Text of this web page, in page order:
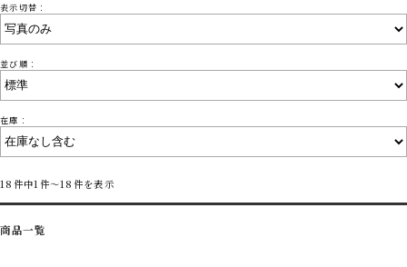
表示切替：
並び順：
在庫：
18件中1件～18件を表示
商品一覧